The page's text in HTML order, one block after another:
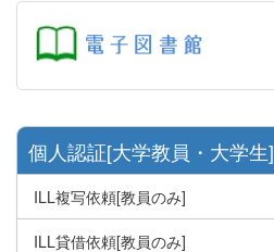
個人認証[大学教員・大学生]
ILL複写依頼[教員のみ]
ILL貸借依頼[教員のみ]